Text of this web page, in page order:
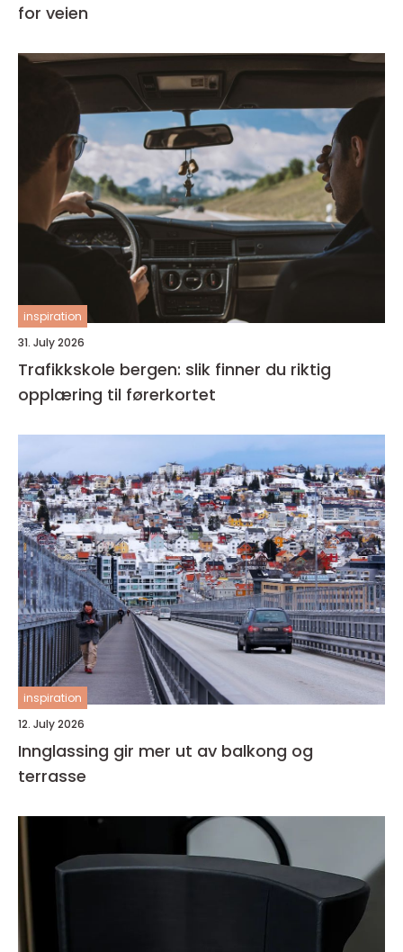
for veien
inspiration
31. July 2026
Trafikkskole bergen: slik finner du riktig
opplæring til førerkortet
inspiration
12. July 2026
Innglassing gir mer ut av balkong og
terrasse